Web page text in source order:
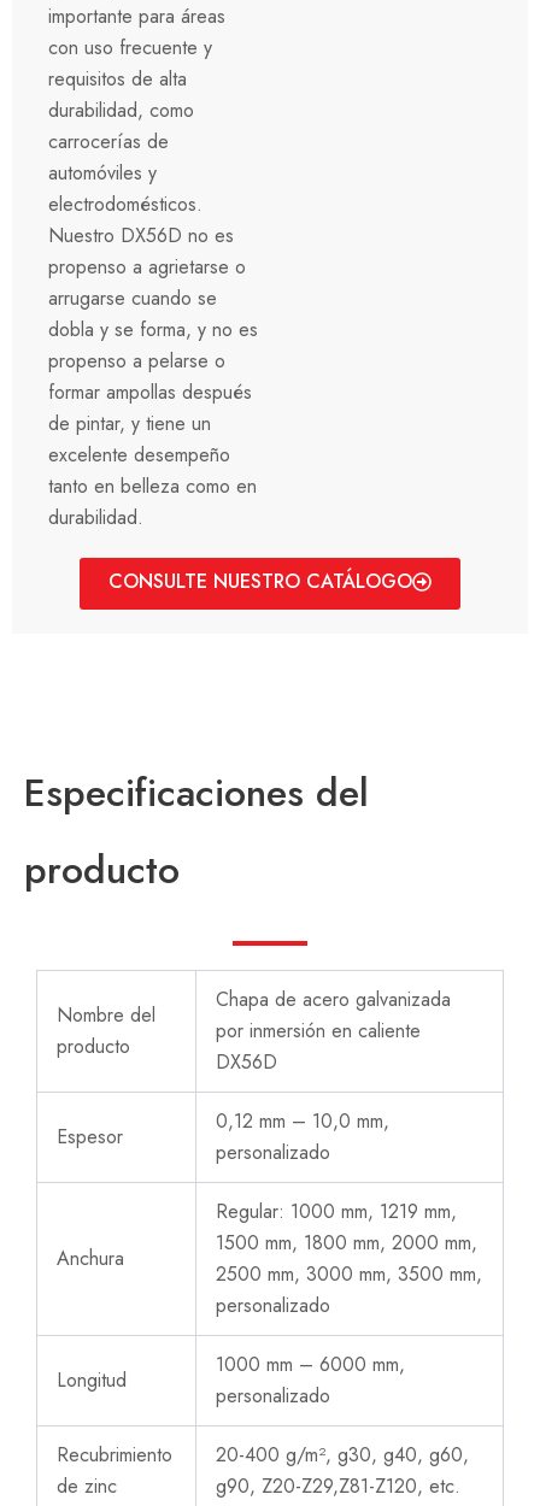
importante para áreas
con uso frecuente y
requisitos de alta
durabilidad, como
carrocerías de
automóviles y
electrodomésticos.
Nuestro DX56D no es
propenso a agrietarse o
arrugarse cuando se
dobla y se forma, y no es
propenso a pelarse o
formar ampollas después
de pintar, y tiene un
excelente desempeño
tanto en belleza como en
durabilidad.
CONSULTE NUESTRO CATÁLOGO
Especificaciones del
producto
Nombre del
producto
Chapa de acero galvanizada
por inmersión en caliente
DX56D
Espesor
0,12 mm – 10,0 mm,
personalizado
Anchura
Regular: 1000 mm, 1219 mm,
1500 mm, 1800 mm, 2000 mm,
2500 mm, 3000 mm, 3500 mm,
personalizado
Longitud
1000 mm – 6000 mm,
personalizado
Recubrimiento
de zinc
20-400 g/m², g30, g40, g60,
g90, Z20-Z29,Z81-Z120, etc.